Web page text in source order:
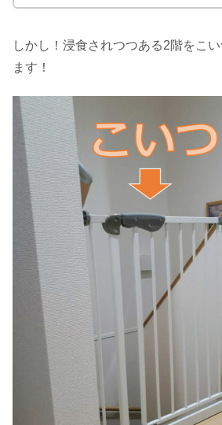
しかし！浸食されつつある2階をこ
ます！